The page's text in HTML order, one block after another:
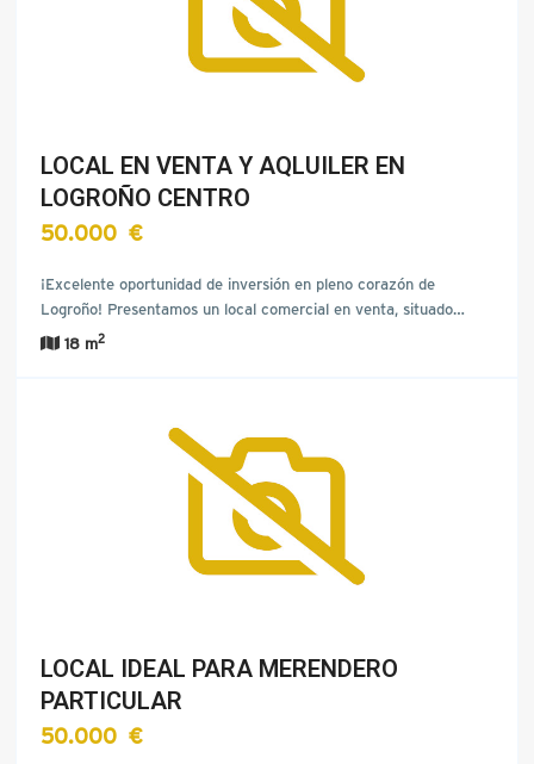
LOCAL EN VENTA Y AQLUILER EN
LOGROÑO CENTRO
50.000 €
¡Excelente oportunidad de inversión en pleno corazón de
Logroño! Presentamos un local comercial en venta, situado…
18 m2
LOCAL IDEAL PARA MERENDERO
PARTICULAR
50.000 €